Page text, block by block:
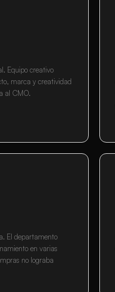
Equipo creativo
marca y creatividad
al CMO.
El departamento
en varias
no lograba